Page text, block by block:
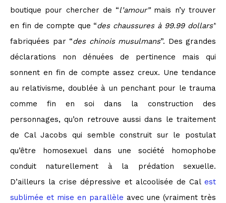
boutique pour chercher de “l’amour” mais n’y trouver
en fin de compte que “des chaussures à 99.99 dollars”
fabriquées par “des chinois musulmans”. Des grandes
déclarations non dénuées de pertinence mais qui
sonnent en fin de compte assez creux. Une tendance
au relativisme, doublée à un penchant pour le trauma
comme fin en soi dans la construction des
personnages, qu’on retrouve aussi dans le traitement
de Cal Jacobs qui semble construit sur le postulat
qu’être homosexuel dans une société homophobe
conduit naturellement à la prédation sexuelle.
D’ailleurs la crise dépressive et alcoolisée de Cal est
sublimée et mise en parallèle avec une (vraiment très